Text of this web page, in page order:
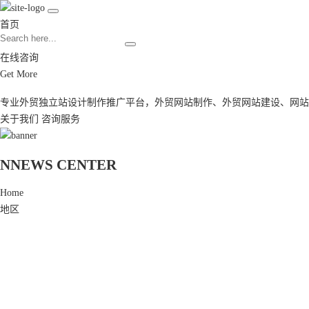
首页
在线咨询
Get More
专业外贸独立站设计制作推广平台， 外贸网站制作、 外贸网站建设、 网
关于我们
咨询服务
NNEWS CENTER
Home
地区